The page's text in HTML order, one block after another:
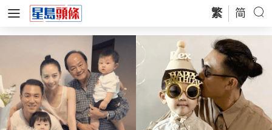
繁 简